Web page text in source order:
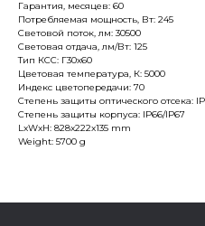
Гарантия, месяцев: 60
Потребляемая мощность, Вт: 245
Световой поток, лм: 30500
Световая отдача, лм/Вт: 125
Тип КСС: Г30х60
Цветовая температура, К: 5000
Индекс цветопередачи: 70
Степень защиты оптического отсека:
Степень защиты корпуса: IP66/IP67
LxWxH: 828x222x135 mm
Weight: 5700 g